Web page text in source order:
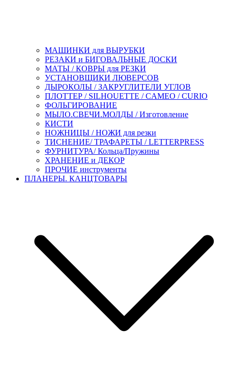
МАШИНКИ для ВЫРУБКИ
РЕЗАКИ и БИГОВАЛЬНЫЕ ДОСКИ
МАТЫ / КОВРЫ для РЕЗКИ
УСТАНОВЩИКИ ЛЮВЕРСОВ
ДЫРОКОЛЫ / ЗАКРУГЛИТЕЛИ УГЛОВ
ПЛОТТЕР / SILHOUETTE / CAMEO / CURIO
ФОЛЬГИРОВАНИЕ
МЫЛО.СВЕЧИ.МОЛДЫ / Изготовление
КИСТИ
НОЖНИЦЫ / НОЖИ для резки
ТИСНЕНИЕ/ ТРАФАРЕТЫ / LETTERPRESS
ФУРНИТУРА/ Кольца/Пружины
ХРАНЕНИЕ и ДЕКОР
ПРОЧИЕ инструменты
ПЛАНЕРЫ. КАНЦТОВАРЫ